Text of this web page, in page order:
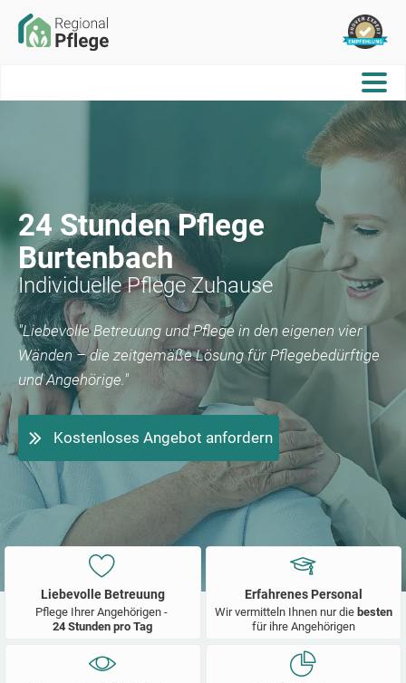
24 Stunden Pflege
Burtenbach
Individuelle Pflege Zuhause
"Liebevolle Betreuung und Pflege in den eigenen vier
Wänden – die zeitgemäße Lösung für Pflegebedürftige
und Angehörige."
Kostenloses Angebot anfordern
Liebevolle Betreuung
Pflege Ihrer Angehörigen -
24 Stunden pro Tag
Erfahrenes Personal
Wir vermitteln Ihnen nur die besten
für ihre Angehörigen